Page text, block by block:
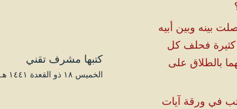
كتبها مشرف تقني
الخميس ۱۸ ذو القعدة ۱٤٤۱ هـ الموافق ۹ يوليو ۲۰۲۰ مـ |
بينه وبين أبيه
فحلف كل
بالطلاق على
في ورقة آيات